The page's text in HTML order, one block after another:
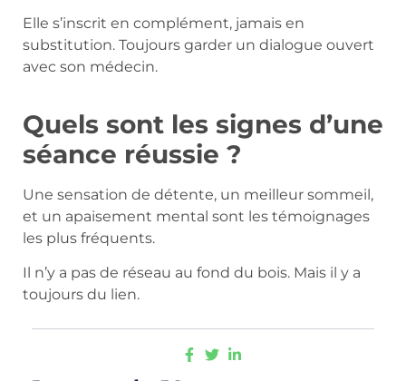
Elle s’inscrit en complément, jamais en
substitution. Toujours garder un dialogue ouvert
avec son médecin.
Quels sont les signes d’une
séance réussie ?
Une sensation de détente, un meilleur sommeil,
et un apaisement mental sont les témoignages
les plus fréquents.
Il n’y a pas de réseau au fond du bois. Mais il y a
toujours du lien.